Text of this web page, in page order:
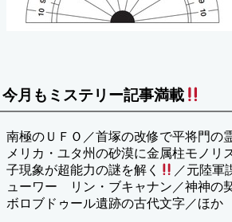
今月もミステリー記事満載
南極のＵＦＯ／首塚の改修で平将門の
メリカ・ユタ州の砂漠に金属柱モノリ
子現象が超能力の謎を解く
／元陸軍
ューワー リン・ブキャナン／神神の
ボロブドゥール遺跡の古代文字／ほか